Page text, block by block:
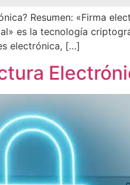
Resumen: «Firma
es la tecnología
electrónica, […]